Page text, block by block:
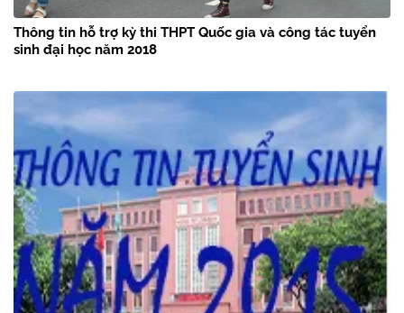
Thông tin hỗ trợ kỳ thi THPT Quốc gia và công tác tuyển
sinh đại học năm 2018